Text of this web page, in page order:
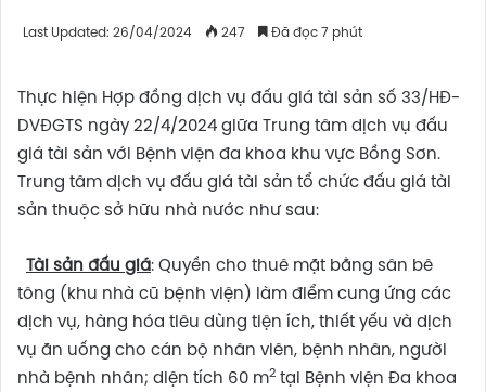
Last Updated: 26/04/2024 247 Đã đọc 7 phút
Thực hiện Hợp đồng dịch vụ đấu giá tài sản số 33/HĐ-
DVĐGTS ngày 22/4/2024 giữa Trung tâm dịch vụ đấu
giá tài sản với Bệnh viện đa khoa khu vực Bồng Sơn.
Trung tâm dịch vụ đấu giá tài sản tổ chức đấu giá tài
sản thuộc sở hữu nhà nước như sau:
Tài sản đấu giá: Quyền cho thuê mặt bằng sân bê
tông (khu nhà cũ bệnh viện) làm điểm cung ứng các
dịch vụ, hàng hóa tiêu dùng tiện ích, thiết yếu và dịch
vụ ăn uống cho cán bộ nhân viên, bệnh nhân, người
nhà bệnh nhân; diện tích 60 m2 tại Bệnh viện Đa khoa